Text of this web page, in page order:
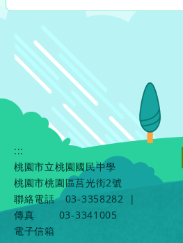
:::
桃園市立桃園國民中學
桃園市桃園區莒光街2號
聯絡電話
03-3358282
|
傳真
03-3341005
電子信箱